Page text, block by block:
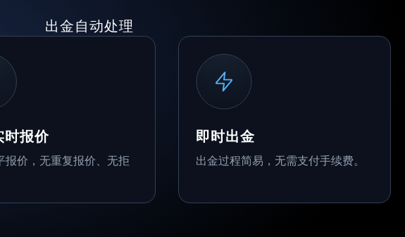
出金自动处理
时报价
报价，无重复报价、无拒
即时出金
出金过程简易，无需支付手续费。